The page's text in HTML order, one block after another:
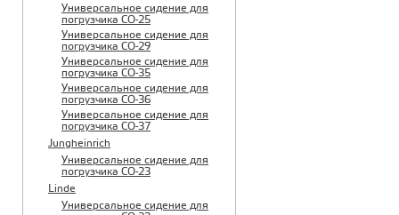
Универсальное сидение для
погрузчика CO-25
Универсальное сидение для
погрузчика CO-29
Универсальное сидение для
погрузчика CO-35
Универсальное сидение для
погрузчика CO-36
Универсальное сидение для
погрузчика CO-37
Jungheinrich
Универсальное сидение для
погрузчика CO-23
Linde
Универсальное сидение для